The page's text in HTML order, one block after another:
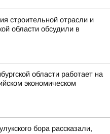
строительной отрасли и
области обсудили в
области работает на
экономическом
бора рассказали,